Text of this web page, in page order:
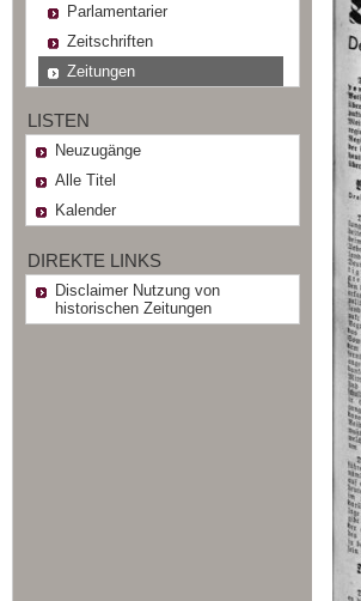
Parlamentarier
Zeitschriften
Zeitungen
LISTEN
Neuzugänge
Alle Titel
Kalender
DIREKTE LINKS
Disclaimer Nutzung von
historischen Zeitungen